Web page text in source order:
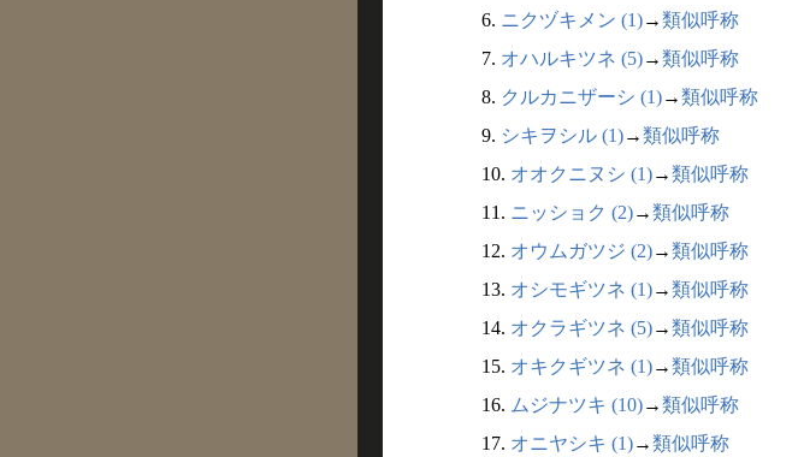
6. ニクヅキメン (1)→類似呼称
7. オハルキツネ (5)→類似呼称
8. クルカニザーシ (1)→類似呼称
9. シキヲシル (1)→類似呼称
10. オオクニヌシ (1)→類似呼称
11. ニッショク (2)→類似呼称
12. オウムガツジ (2)→類似呼称
13. オシモギツネ (1)→類似呼称
14. オクラギツネ (5)→類似呼称
15. オキクギツネ (1)→類似呼称
16. ムジナツキ (10)→類似呼称
17. オニヤシキ (1)→類似呼称